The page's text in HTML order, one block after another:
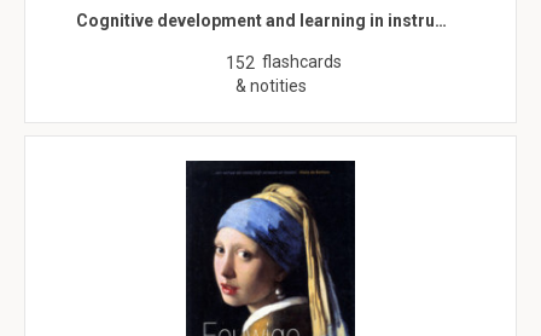
Cognitive development and learning in instru…
152 flashcards
& notities